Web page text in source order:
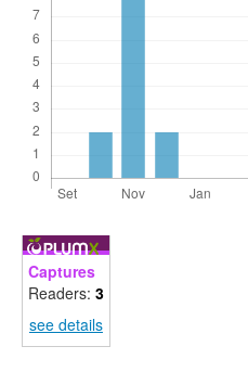
Captures
Readers: 3
see details